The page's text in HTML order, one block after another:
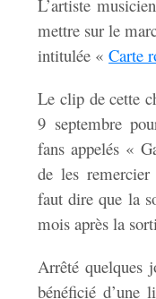
L’artiste
mettre sur le
intitulée «Carte
Le clip de cette
9 septembre
fans appelés «
de les
faut dire que la
mois après la
Arrêté quelques
bénéficié d’une